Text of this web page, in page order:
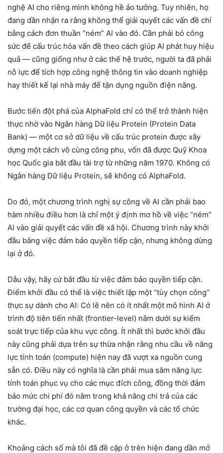
nghệ AI cho riêng mình không hề ảo tưởng. Tuy nhiên, họ
đang dần nhận ra rằng không thể giải quyết các vấn đề chỉ
bằng cách đơn thuần “ném” AI vào đó. Cần phải bỏ công
sức để cấu trúc hóa vấn đề theo cách giúp AI phát huy hiệu
quả — cũng giống như ở các thế hệ trước, người ta đã phải
nỗ lực để tích hợp công nghệ thông tin vào doanh nghiệp
hay thiết kế lại nhà máy để tận dụng nguồn điện năng.
Bước tiến đột phá của AlphaFold chỉ có thể trở thành hiện
thực nhờ vào Ngân hàng Dữ liệu Protein (Protein Data
Bank) — một cơ sở dữ liệu về cấu trúc protein được xây
dựng một cách vô cùng công phu, vốn đã được Quỹ Khoa
học Quốc gia bắt đầu tài trợ từ những năm 1970. Không có
Ngân hàng Dữ liệu Protein, sẽ không có AlphaFold.
Do đó, một chương trình nghị sự công về AI cần phải bao
hàm nhiều điều hơn là chỉ một ý định mơ hồ về việc “ném”
AI vào giải quyết các vấn đề xã hội. Chương trình này khởi
đầu bằng việc đảm bảo quyền tiếp cận, nhưng không dừng
lại ở đó.
Dẫu vậy, hãy cứ bắt đầu từ việc đảm bảo quyền tiếp cận.
Điểm khởi đầu có thể là việc thiết lập một “tùy chọn công”
thực sự dành cho AI: Có lẽ nên có ít nhất một mô hình AI ở
trình độ tiên tiến nhất (frontier-level) nằm dưới sự kiểm
soát trực tiếp của khu vực công. Ít nhất thì bước khởi đầu
này cũng phải dựa trên sự thừa nhận rằng nhu cầu về năng
lực tính toán (compute) hiện nay đã vượt xa nguồn cung
sẵn có. Điều này có nghĩa là cần phải mua sắm năng lực
tính toán phục vụ cho các mục đích công, đồng thời đảm
bảo mức chi phí đó nằm trong khả năng chi trả của các
trường đại học, các cơ quan công quyền và các tổ chức
khác.
Khoảng cách số mà tôi đã đề cập ở trên hiện đang dần mở